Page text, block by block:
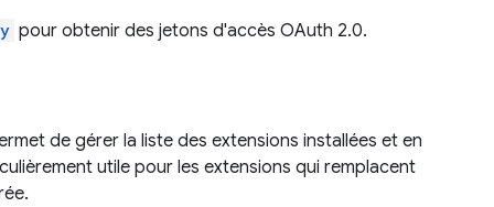
pour obtenir des jetons d'accès OAuth 2.0.
de gérer la liste des extensions installées et en
utile pour les extensions qui remplacent